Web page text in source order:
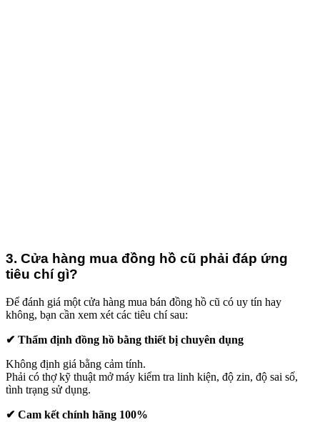
3. Cửa hàng mua đồng hồ cũ phải đáp ứng
tiêu chí gì?
Để đánh giá một cửa hàng mua bán đồng hồ cũ có uy tín hay
không, bạn cần xem xét các tiêu chí sau:
✔ Thẩm định đồng hồ bằng thiết bị chuyên dụng
Không định giá bằng cảm tính.
Phải có thợ kỹ thuật mở máy kiểm tra linh kiện, độ zin, độ sai số,
tình trạng sử dụng.
✔ Cam kết chính hãng 100%